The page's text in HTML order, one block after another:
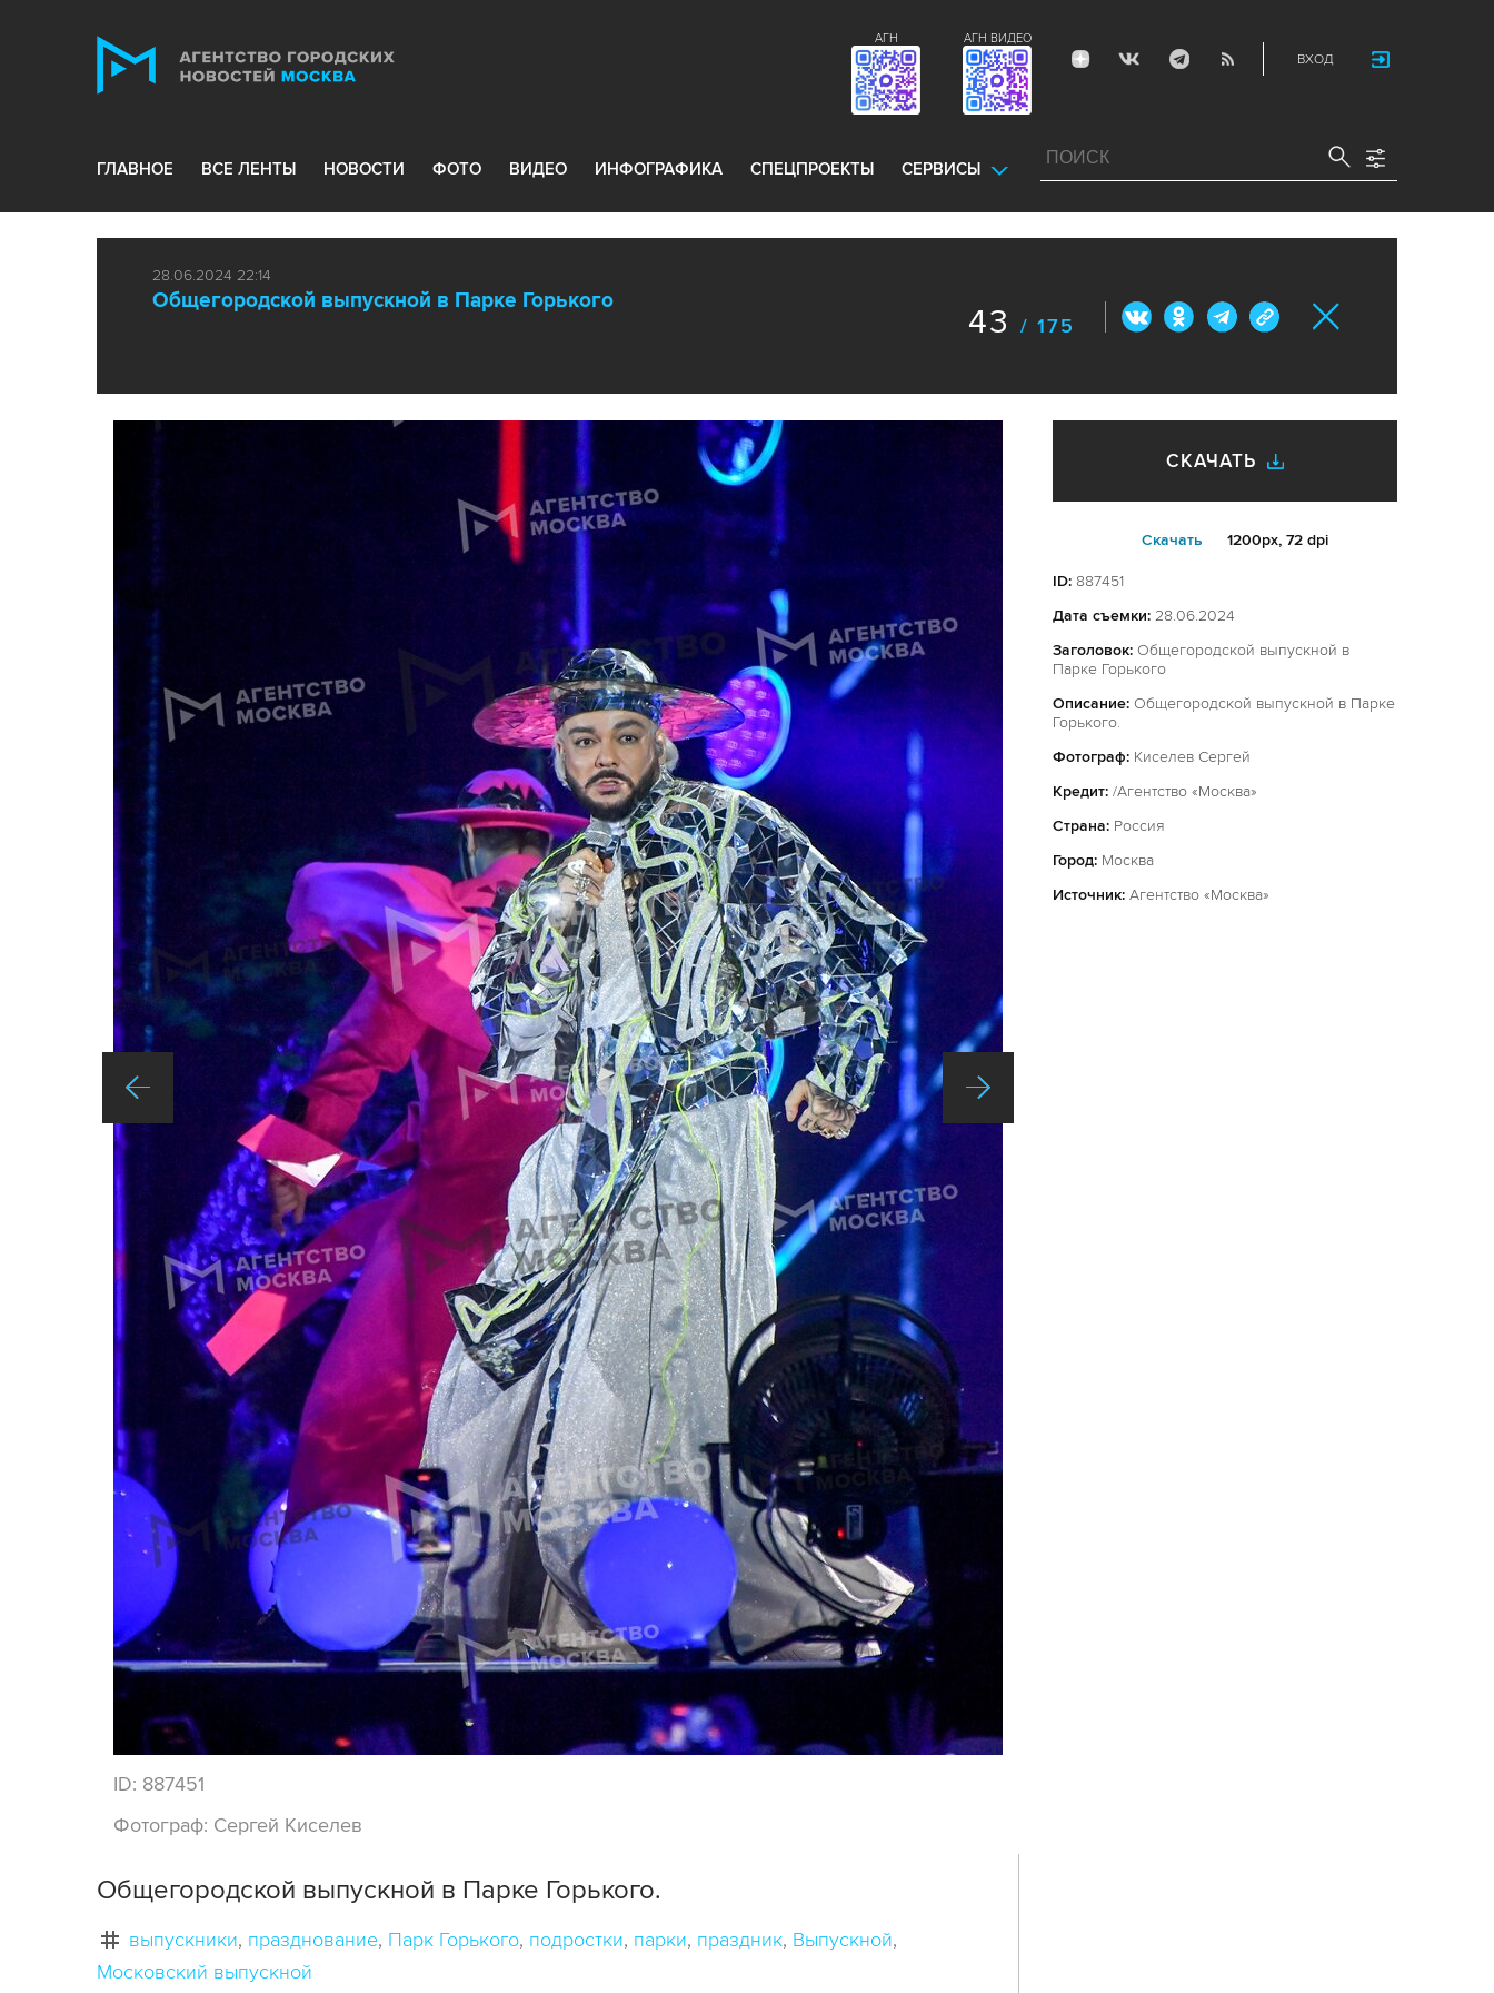
ВХОД
АГН ВИДЕО
АГН
ГЛАВНОЕ ВСЕ ЛЕНТЫ НОВОСТИ ФОТО ВИДЕО ИНФОГРАФИКА СПЕЦПРОЕКТЫ СЕРВИСЫ
28.06.2024 22:14
Общегородской выпускной в Парке Горького
43 / 175
ID: 887451
Фотограф: Сергей Киселев
СКАЧАТЬ
Cкачать 1200px, 72 dpi
ID: 887451
Дата съемки: 28.06.2024
Заголовок: Общегородской выпускной в
Парке Горького
Описание: Общегородской выпускной в Парке
Горького.
Фотограф: Киселев Сергей
Кредит: /Агентство «Москва»
Страна: Россия
Город: Москва
Источник: Агентство «Москва»
Общегородской выпускной в Парке Горького.
выпускники празднование Парк Горького подростки парки праздник Выпускной
Московский выпускной